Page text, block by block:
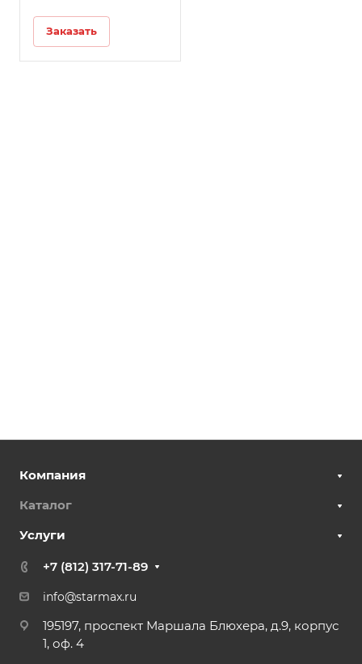
Заказать
Компания
Каталог
Услуги
+7 (812) 317-71-89
info@starmax.ru
195197, проспект Маршала Блюхера, д.9, корпус
1, оф. 4